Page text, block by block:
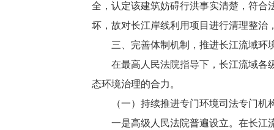
全，认定该建筑妨碍行洪事实清楚，符合
坏，故对长江岸线利用项目进行清理整治
三、完善体制机制，推进长江流域环
在最高人民法院指导下，长江流域各级
态环境治理的合力。
（一）持续推进专门环境司法专门机
一是高级人民法院普遍设立。在长江流